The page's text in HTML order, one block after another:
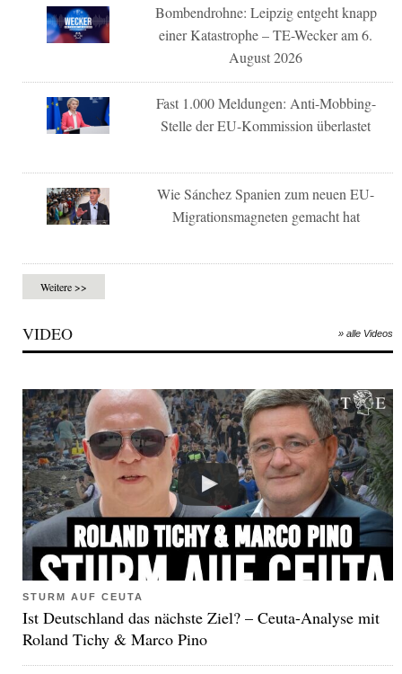
Bombendrohne: Leipzig entgeht knapp
einer Katastrophe – TE-Wecker am 6.
August 2026
Fast 1.000 Meldungen: Anti-Mobbing-
Stelle der EU-Kommission überlastet
Wie Sánchez Spanien zum neuen EU-
Migrationsmagneten gemacht hat
Weitere >>
VIDEO » alle Videos
STURM AUF CEUTA
Ist Deutschland das nächste Ziel? – Ceuta-Analyse mit
Roland Tichy & Marco Pino